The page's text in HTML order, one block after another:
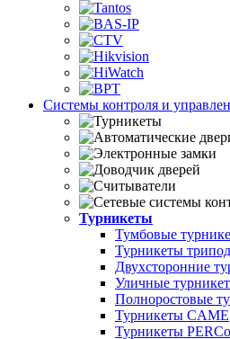
Системы контроля и
Турникеты
Тумбовые
Турникеты
Двухсторонние
Уличные
Полноростовые
Турникеты CAME
Турникеты PERCo